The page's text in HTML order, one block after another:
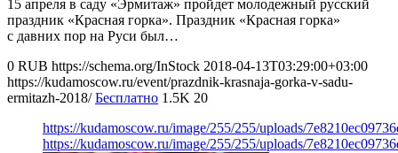
15 апреля в саду «Эрмитаж» пройдет молодежный русский
праздник «Красная горка». Праздник «Красная горка»
с давних пор на Руси был…
0 RUB https://schema.org/InStock 2018-04-13T03:29:00+03:00
https://kudamoscow.ru/event/prazdnik-krasnaja-gorka-v-sadu-
ermitazh-2018/ Бесплатно 1.5K 20
https://kudamoscow.ru/image/255/255/uploads/
https://kudamoscow.ru/image/255/255/uploads/